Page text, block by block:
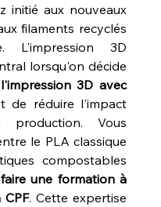
initié aux nouveaux
filaments recyclés
L'impression 3D
lorsqu'on décide
3D avec
de réduire l'impact
production. Vous
le PLA classique
compostables
faire une formation à
. Cette expertise